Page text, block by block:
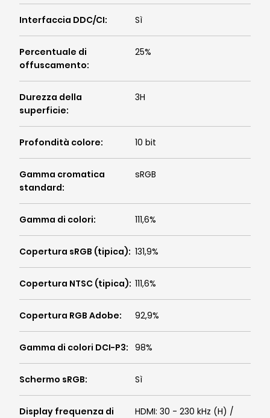
Interfaccia DDC/CI: Sì
Percentuale di
offuscamento:
25%
Durezza della
superficie:
3H
Profondità colore: 10 bit
Gamma cromatica
standard:
sRGB
Gamma di colori: 111,6%
Copertura sRGB (tipica): 131,9%
Copertura NTSC (tipica): 111,6%
Copertura RGB Adobe: 92,9%
Gamma di colori DCI-P3: 98%
Schermo sRGB: Sì
Display frequenza di
HDMI: 30 - 230 kHz (H) /